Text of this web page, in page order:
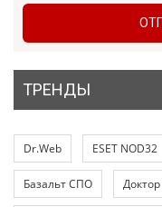
ТРЕНДЫ
Dr.Web ESET NOD32
Базальт СПО